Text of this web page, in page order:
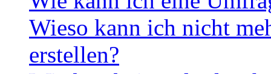
Wieso kann ich nicht
erstellen?